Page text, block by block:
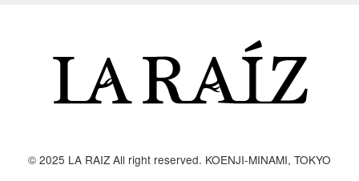
© 2025 LA RAIZ All right reserved. KOENJI-MINAMI, TOKYO